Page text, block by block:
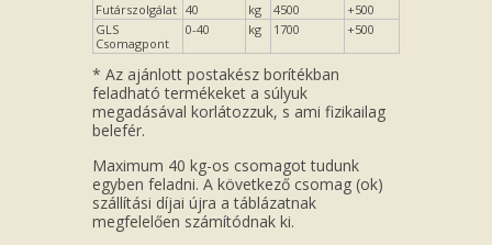
Futárszolgálat 40 kg 4500
+500
GLS
Csomagpont
0-40 kg 1700 +500
* Az ajánlott postakész borítékban
feladható termékeket a súlyuk
megadásával korlátozzuk, s ami fizikailag
belefér.
Maximum 40 kg-os csomagot tudunk
egyben feladni. A következő csomag (ok)
szállítási díjai újra a táblázatnak
megfelelően számítódnak ki.